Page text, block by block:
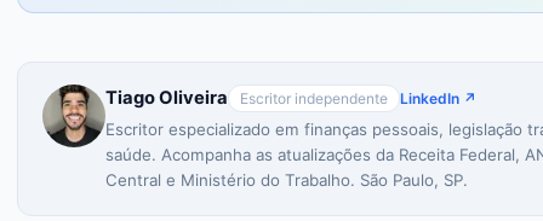
Tiago Oliveira Escritor independente LinkedIn ↗
Escritor especializado em finanças pessoais, legislação
saúde. Acompanha as atualizações da Receita Federal,
Central e Ministério do Trabalho. São Paulo, SP.